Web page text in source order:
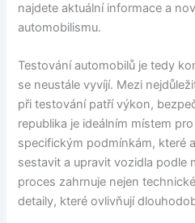
najdete aktuální informace a
automobilismu.
Testování automobilů je tedy
se neustále vyvíjí. Mezi
při testování patří výkon,
republika je ideálním místem
specifickým podmínkám, které
sestavit a upravit vozidla podle
proces zahrnuje nejen
detaily, které ovlivňují